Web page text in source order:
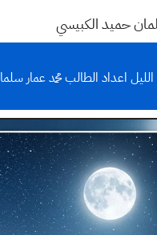
حميد الكبيسي
اعداد الطالب محمد